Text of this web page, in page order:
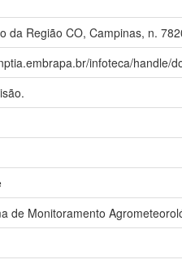
da Região CO, Campinas, n.
infoteca/handle/
de Monitoramento